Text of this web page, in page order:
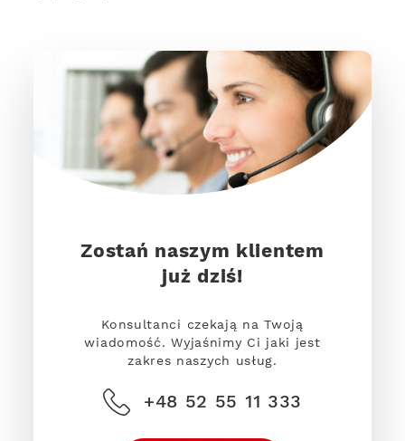
Zostań naszym klientem
już dziś!
Konsultanci czekają na Twoją
wiadomość. Wyjaśnimy Ci jaki jest
zakres naszych usług.
+48 52 55 11 333